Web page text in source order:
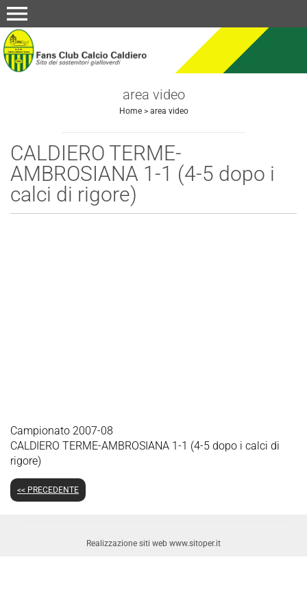
menu
area video
Home> area video
CALDIERO TERME-
AMBROSIANA 1-1 (4-5 dopo i
calci di rigore)
Campionato 2007-08
CALDIERO TERME-AMBROSIANA 1-1 (4-5 dopo i calci di
rigore)
<< PRECEDENTE
Realizzazione siti web www.sitoper.it